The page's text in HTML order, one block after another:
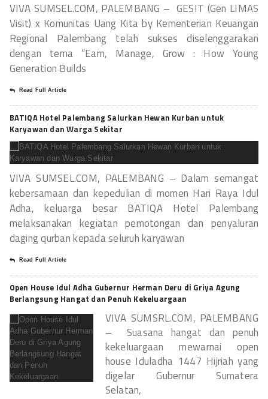
VIVA SUMSEL.COM, PALEMBANG – GESIT (Gen LIMAS
Visit) x Komunitas Uang Kita by Kementerian Keuangan
Regional Palembang telah sukses diselenggarakan
dengan tema “Earn, Manage, Grow : How Young
Generation Builds
Read Full Article
BATIQA Hotel Palembang Salurkan Hewan Kurban untuk
Karyawan dan Warga Sekitar
VIVA SUMSEL.COM, PALEMBANG – Dalam semangat
kebersamaan dan kepedulian di momen Hari Raya Idul
Adha, keluarga besar BATIQA Hotel Palembang
melaksanakan kegiatan pemotongan dan penyaluran
daging qurban kepada seluruh karyawan
Read Full Article
Open House Idul Adha Gubernur Herman Deru di Griya Agung
Berlangsung Hangat dan Penuh Kekeluargaan
VIVA SUMSRL.COM, PALEMBANG
– Suasana hangat dan penuh
kekeluargaan mewarnai open
house Iduladha 1447 Hijriah yang
digelar Gubernur Sumatera
Selatan,